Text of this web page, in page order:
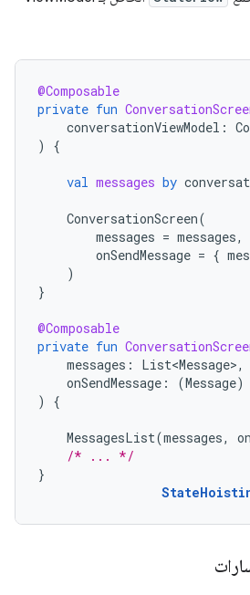
@Composable
private fun
conversationViewModel :
)
{
val messages by
ConversationScreen(
messages = messages,
onSendMessage = {
)
}
@Composable
private fun
messages : List<Message>,
onSendMessage : (Message)
)
{
MessagesList(messages,
/* ... */
}